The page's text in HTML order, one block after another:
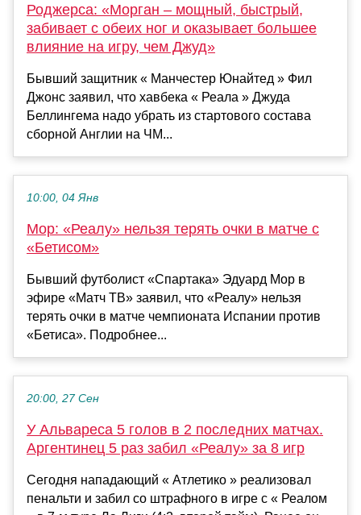
Роджерса: «Морган – мощный, быстрый,
забивает с обеих ног и оказывает большее
влияние на игру, чем Джуд»
Бывший защитник « Манчестер Юнайтед » Фил
Джонс заявил, что хавбека « Реала » Джуда
Беллингема надо убрать из стартового состава
сборной Англии на ЧМ...
10:00, 04 Янв
Мор: «Реалу» нельзя терять очки в матче с
«Бетисом»
Бывший футболист «Спартака» Эдуард Мор в
эфире «Матч ТВ» заявил, что «Реалу» нельзя
терять очки в матче чемпионата Испании против
«Бетиса». Подробнее...
20:00, 27 Сен
У Альвареса 5 голов в 2 последних матчах.
Аргентинец 5 раз забил «Реалу» за 8 игр
Сегодня нападающий « Атлетико » реализовал
пенальти и забил со штрафного в игре с « Реалом